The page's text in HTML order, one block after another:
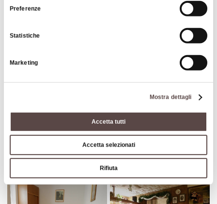
Preferenze
Statistiche
Marketing
Mostra dettagli
Accetta tutti
Accetta selezionati
Rifiuta
Images